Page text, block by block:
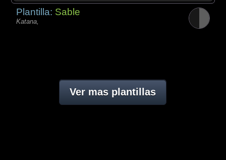
Plantilla: Sable
Katana,
Ver mas plantillas